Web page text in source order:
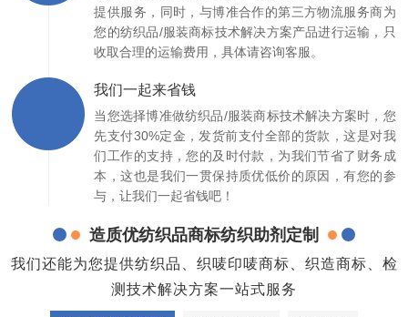
提供服务，同时，与博准合作的第三方物流服务商为
您的纺织品/服装商标技术解决方案产品进行运输，只
收取合理的运输费用，具体请咨询客服。
我们一起来省钱
当您选择博准做纺织品/服装商标技术解决方案时，您
先支付30%定金，发货前支付全部的货款，这是对我
们工作的支持，您的及时付款，为我们节省了财务成
本，这也是我们一贯保持质优低价的原因，有您的参
与，让我们一起省钱吧！
造质优纺织品商标纺织助剂定制
我们还能为您提供纺织品、织唛印唛商标、织造商标、检
测技术解决方案一站式服务